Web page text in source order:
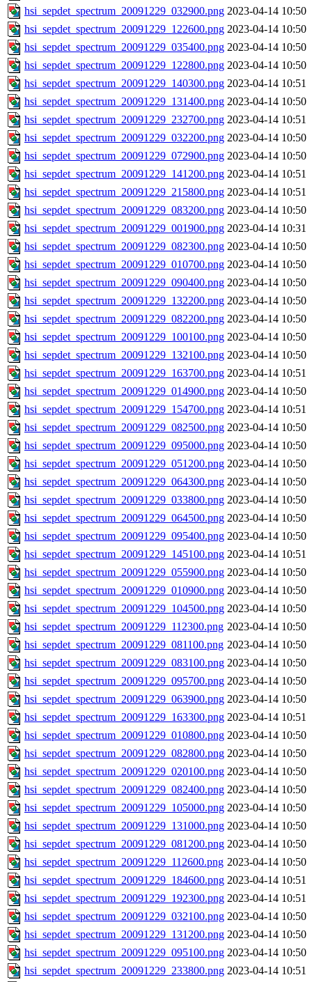
hsi_sepdet_spectrum_20091229_032900.png 2023-04-14 10:50
hsi_sepdet_spectrum_20091229_122600.png 2023-04-14 10:50
hsi_sepdet_spectrum_20091229_035400.png 2023-04-14 10:50
hsi_sepdet_spectrum_20091229_122800.png 2023-04-14 10:50
hsi_sepdet_spectrum_20091229_140300.png 2023-04-14 10:51
hsi_sepdet_spectrum_20091229_131400.png 2023-04-14 10:50
hsi_sepdet_spectrum_20091229_232700.png 2023-04-14 10:51
hsi_sepdet_spectrum_20091229_032200.png 2023-04-14 10:50
hsi_sepdet_spectrum_20091229_072900.png 2023-04-14 10:50
hsi_sepdet_spectrum_20091229_141200.png 2023-04-14 10:51
hsi_sepdet_spectrum_20091229_215800.png 2023-04-14 10:51
hsi_sepdet_spectrum_20091229_083200.png 2023-04-14 10:50
hsi_sepdet_spectrum_20091229_001900.png 2023-04-14 10:31
hsi_sepdet_spectrum_20091229_082300.png 2023-04-14 10:50
hsi_sepdet_spectrum_20091229_010700.png 2023-04-14 10:50
hsi_sepdet_spectrum_20091229_090400.png 2023-04-14 10:50
hsi_sepdet_spectrum_20091229_132200.png 2023-04-14 10:50
hsi_sepdet_spectrum_20091229_082200.png 2023-04-14 10:50
hsi_sepdet_spectrum_20091229_100100.png 2023-04-14 10:50
hsi_sepdet_spectrum_20091229_132100.png 2023-04-14 10:50
hsi_sepdet_spectrum_20091229_163700.png 2023-04-14 10:51
hsi_sepdet_spectrum_20091229_014900.png 2023-04-14 10:50
hsi_sepdet_spectrum_20091229_154700.png 2023-04-14 10:51
hsi_sepdet_spectrum_20091229_082500.png 2023-04-14 10:50
hsi_sepdet_spectrum_20091229_095000.png 2023-04-14 10:50
hsi_sepdet_spectrum_20091229_051200.png 2023-04-14 10:50
hsi_sepdet_spectrum_20091229_064300.png 2023-04-14 10:50
hsi_sepdet_spectrum_20091229_033800.png 2023-04-14 10:50
hsi_sepdet_spectrum_20091229_064500.png 2023-04-14 10:50
hsi_sepdet_spectrum_20091229_095400.png 2023-04-14 10:50
hsi_sepdet_spectrum_20091229_145100.png 2023-04-14 10:51
hsi_sepdet_spectrum_20091229_055900.png 2023-04-14 10:50
hsi_sepdet_spectrum_20091229_010900.png 2023-04-14 10:50
hsi_sepdet_spectrum_20091229_104500.png 2023-04-14 10:50
hsi_sepdet_spectrum_20091229_112300.png 2023-04-14 10:50
hsi_sepdet_spectrum_20091229_081100.png 2023-04-14 10:50
hsi_sepdet_spectrum_20091229_083100.png 2023-04-14 10:50
hsi_sepdet_spectrum_20091229_095700.png 2023-04-14 10:50
hsi_sepdet_spectrum_20091229_063900.png 2023-04-14 10:50
hsi_sepdet_spectrum_20091229_163300.png 2023-04-14 10:51
hsi_sepdet_spectrum_20091229_010800.png 2023-04-14 10:50
hsi_sepdet_spectrum_20091229_082800.png 2023-04-14 10:50
hsi_sepdet_spectrum_20091229_020100.png 2023-04-14 10:50
hsi_sepdet_spectrum_20091229_082400.png 2023-04-14 10:50
hsi_sepdet_spectrum_20091229_105000.png 2023-04-14 10:50
hsi_sepdet_spectrum_20091229_131000.png 2023-04-14 10:50
hsi_sepdet_spectrum_20091229_081200.png 2023-04-14 10:50
hsi_sepdet_spectrum_20091229_112600.png 2023-04-14 10:50
hsi_sepdet_spectrum_20091229_184600.png 2023-04-14 10:51
hsi_sepdet_spectrum_20091229_192300.png 2023-04-14 10:51
hsi_sepdet_spectrum_20091229_032100.png 2023-04-14 10:50
hsi_sepdet_spectrum_20091229_131200.png 2023-04-14 10:50
hsi_sepdet_spectrum_20091229_095100.png 2023-04-14 10:50
hsi_sepdet_spectrum_20091229_233800.png 2023-04-14 10:51